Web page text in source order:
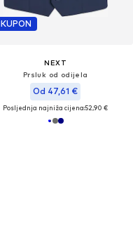
KUPON
NEXT
Prsluk od odijela
Od 47,61 €
Posljednja najniža cijena:52,90 €